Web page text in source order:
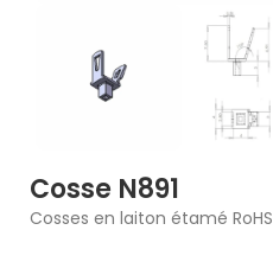
Cosse N891
Cosses en laiton étamé RoHS